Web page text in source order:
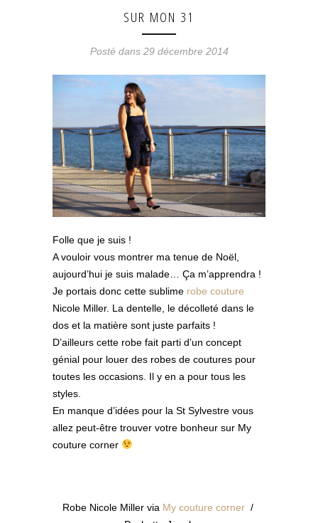
SUR MON 31
Posté dans 29 décembre 2014
Folle que je suis !
A vouloir vous montrer ma tenue de Noël,
aujourd’hui je suis malade… Ça m’apprendra !
Je portais donc cette sublime robe couture
Nicole Miller. La dentelle, le décolleté dans le
dos et la matière sont juste parfaits !
D’ailleurs cette robe fait parti d’un concept
génial pour louer des robes de coutures pour
toutes les occasions. Il y en a pour tous les
styles.
En manque d’idées pour la St Sylvestre vous
allez peut-être trouver votre bonheur sur My
couture corner
Robe Nicole Miller via My couture corner/